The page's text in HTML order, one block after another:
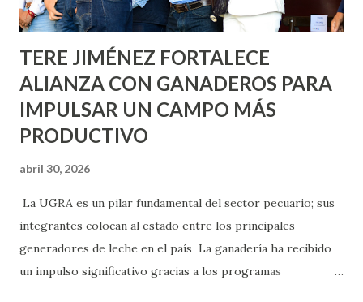
Norias de Paso Hondo y en los edificios de...
TERE JIMÉNEZ FORTALECE
ALIANZA CON GANADEROS PARA
IMPULSAR UN CAMPO MÁS
PRODUCTIVO
abril 30, 2026
La UGRA es un pilar fundamental del sector pecuario; sus
integrantes colocan al estado entre los principales
generadores de leche en el país La ganadería ha recibido
un impulso significativo gracias a los programas